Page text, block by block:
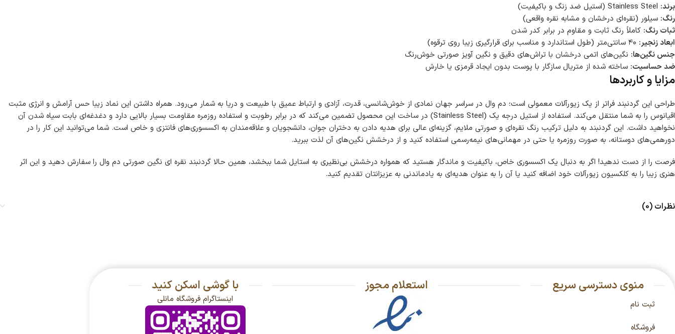
برند:
رنگ: سیلور (نقره‌ای درخشان و مشابه نقره واقعی)
ثبات رنگ: کاملاً رنگ ثابت و مقاوم در برابر کدر شدن
ابعاد زنجیر:
جنس نگین‌ها: نگین‌های اتمی درخشان با تراش‌های دقیق و نگین آویز صورتی خوش‌رنگ
ضد حساسیت: ساخته شده از متریال سازگار با پوست بدون ایجاد قرمزی یا خارش
مزایا و کاربردها
طراحی این گردنبند فراتر از یک زیورآلات معمولی است؛ دم وال در سراسر جهان نمادی از خوش‌شانسی، قدرت، آزادی و ارتباط عمیق با طبیعت و دریا به شمار می‌رود. همراه داشتن این نماد زیبا حس آرامش و انرژی مثبت
اقیانوس را به شما منتقل می‌کند. استفاده از استیل درجه یک (Stainless Steel) در ساخت این محصول تضمین می‌کند که در برابر رطوبت و استفاده روزمره مقاومت بسیار بالایی دارد و دغدغه‌ای بابت سیاه شدن آن
نخواهید داشت. این گردنبند به دلیل ترکیب رنگ نقره‌ای و صورتی ملایم، گزینه‌ای عالی برای هدیه دادن به دختران جوان، دانشجویان و علاقه‌مندان به اکسسوری‌های فانتزی و خاص است. شما می‌توانید این کار را در
دورهمی‌های دوستانه، به صورت روزمره یا حتی در مهمانی‌های نیمه‌رسمی استفاده کنید و از درخشش نگین‌های آن لذت ببرید.
فرصت را از دست ندهید! اگر به دنبال یک اکسسوری خاص، باکیفیت و ماندگار هستید که همواره درخشش بی‌نظیری به استایل شما ببخشد، همین حالا گردنبند نقره ای نگین صورتی دم وال را سفارش دهید و این اثر
هنری زیبا را به کلکسیون زیورآلات خود اضافه کنید یا آن را به عنوان هدیه‌ای به یادماندنی به عزیزانتان تقدیم کنید.
نظرات (0)
منوی دسترسی سریع
ثبت نام
فروشگاه
استعلام مجوز با گوشی اسکن کنید
اینستاگرام فروشگاه مانلی